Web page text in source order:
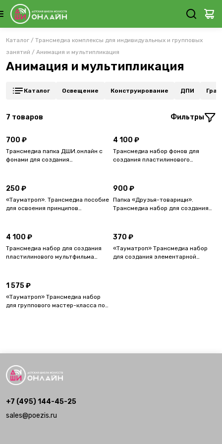
Каталог / Трансмедиа комплексы для индивидуальных и групповых
занятий / Анимация и мультипликация
Анимация и мультипликация
Каталог Освещение Конструирование ДПИ
7 товаров Фильтры
700 ₽
Трансмедиа папка ДШИ.онлайн с
фонами для создания
4 100 ₽
Трансмедиа набор фонов для
создания пластилинового
250 ₽
«Тауматроп». Трансмедиа пособие
для освоения принципов
900 ₽
Папка «Друзья-товарищи».
Трансмедиа набор для создания
смартфона
4 100 ₽
Трансмедиа набор для создания
пластилинового мультфильма
370 ₽
«Тауматроп» Трансмедиа набор
для создания элементарной
1 575 ₽
«Тауматроп» Трансмедиа набор
для группового мастер-класса по
+7 (495) 144-45-25
sales@poezis.ru